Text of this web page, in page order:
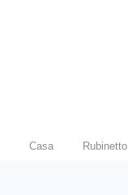
Casa Rubinetto